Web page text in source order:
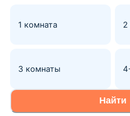
1 комната 2
3 комнаты
Найти